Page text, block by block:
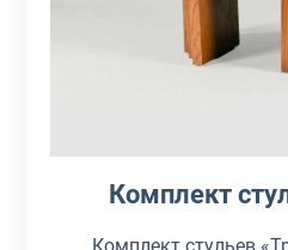
Комплект